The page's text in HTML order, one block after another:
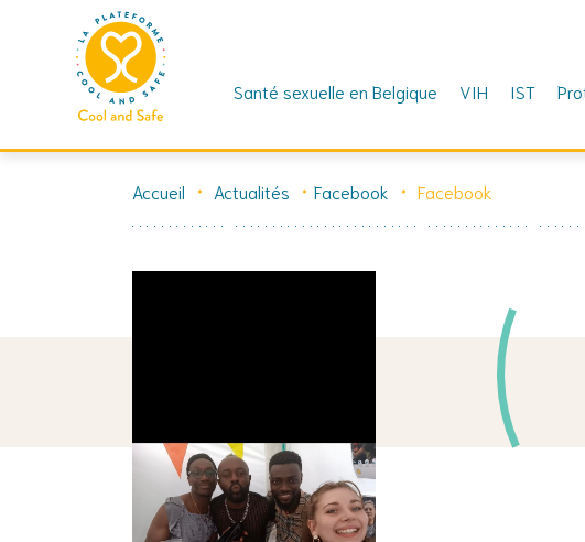
Skip
Santé sexuelle en Belgique VIH IST
Accueil Actualités Facebook Facebook